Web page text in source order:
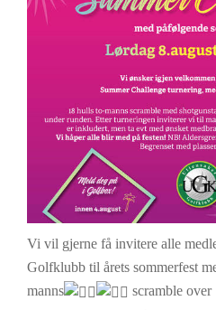
Vi vil gjerne få invitere alle
Golfklubb til årets sommerfest
manns
scramble